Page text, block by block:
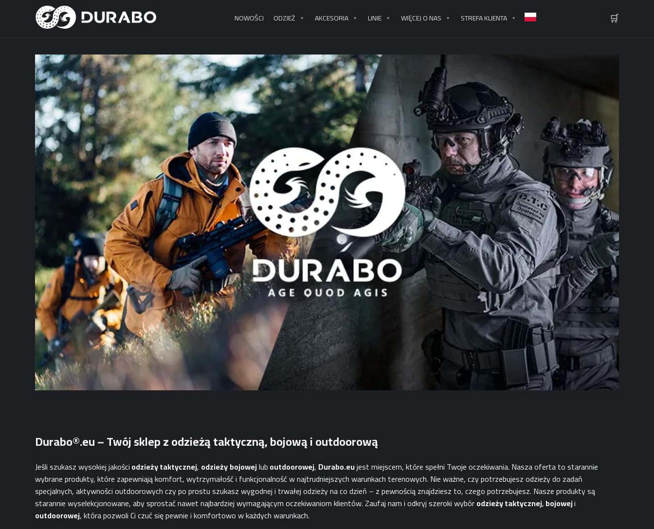
NOWOŚCI ODZIEŻ AKCESORIA LINIE WIĘCEJ O NAS STREFA KLIENTA 🛒
Durabo®.eu – Twój sklep z odzieżą taktyczną, bojową i outdoorową
Jeśli szukasz wysokiej jakościodzieży taktycznej, odzieżybojowejluboutdoorowej, Durabo.eujest miejscem, które spełni Twoje oczekiwania. Nasza oferta to starannie
wybrane produkty, które zapewniają komfort, wytrzymałość i funkcjonalność w najtrudniejszych warunkach terenowych. Nie ważne, czy potrzebujesz odzieży do zadań
specjalnych, aktywności outdoorowych czy po prostu szukasz wygodnej i trwałej odzieży na co dzień – z pewnością znajdziesz to, czego potrzebujesz. Nasze produkty są
starannie wyselekcjonowane, aby sprostać nawet najbardziej wymagającym oczekiwaniom klientów. Zaufaj nam i odkryj szeroki wybórodzieży taktycznej,bojoweji
outdoorowej, która pozwoli Ci czuć się pewnie i komfortowo w każdych warunkach.